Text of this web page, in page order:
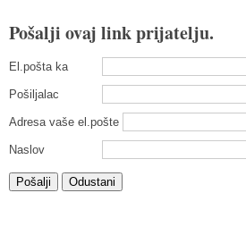
Pošalji ovaj link prijatelju.
El.pošta ka
Pošiljalac
Adresa vaše el.pošte
Naslov
Pošalji Odustani